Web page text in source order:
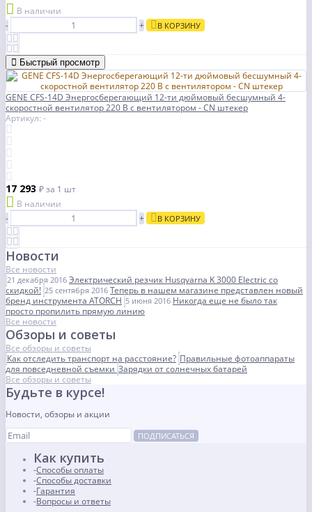
В наличии
-
+ В КОРЗИНУ
Быстрый просмотр
GENE CFS-14D Энергосберегающий 12-ти дюймовый бесшумный 4-
скоростной вентилятор 220 В с вентилятором - CN штекер
Артикул: -
17 293 ₽за 1 шт
В наличии
-
+ В КОРЗИНУ
Новости
Все новости
21 декабря 2016 Электрический резчик Husqvarna K 3000 Electric со
скидкой! 25 сентября 2016 Теперь в нашем магазине представлен новый
бренд инструмента ATORCH 5 июня 2016 Никогда еще не было так
просто пропилить прямую линию
Все новости
Обзоры и советы
Все обзоры и советы
Как отследить транспорт на расстояние? Правильные фотоаппараты
для повседневной съемки Зарядки от солнечных батарей
Все обзоры и советы
Будьте в курсе!
Новости, обзоры и акции
ПОДПИСАТЬСЯ
Как купить
Способы оплаты
Способы доставки
Гарантия
Вопросы и ответы